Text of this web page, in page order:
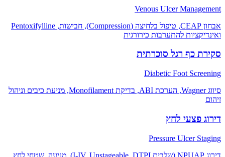
Venous Ulcer Management
אבחון CEAP, טיפול בלחיצה (Compression), חבישות, Pentoxifylline
ואינדיקציות להתערבות כירורגית
סקירת כף רגל סוכרתית
Diabetic Foot Screening
סיווג Wagner, הערכת ABI, בדיקת Monofilament, מניעת כיבים וניהול
זיהום
דירוג פצעי לחץ
Pressure Ulcer Staging
דירוג NPUAP (שלבים I-IV, Unstageable, DTPI), מניעה, שטחי לחץ